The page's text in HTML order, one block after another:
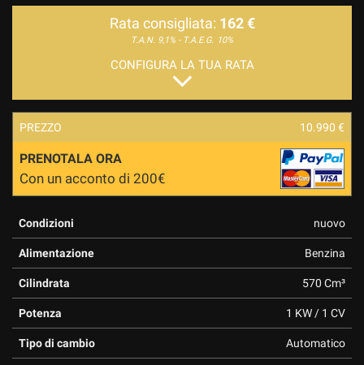
Rata consigliata: 162 €
T.A.N. 9,1% - T.A.E.G. 10%
CONFIGURA LA TUA RATA
PREZZO 10.990 €
PRENOTALA ORA
Con un acconto di 200€
Condizioni nuovo
Alimentazione Benzina
Cilindrata 570 Cm³
Potenza 1 KW / 1 CV
Tipo di cambio Automatico